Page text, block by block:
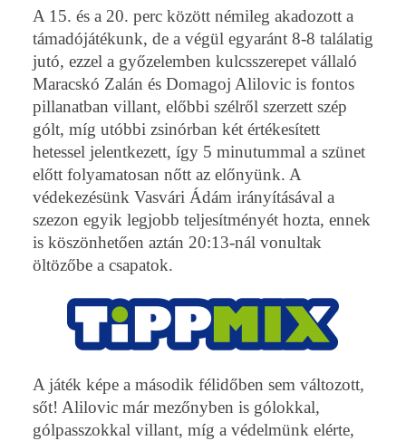
A 15. és a 20. perc között némileg akadozott a
támadójátékunk, de a végül egyaránt 8-8 találatig
jutó, ezzel a győzelemben kulcsszerepet vállaló
Maracskó Zalán és Domagoj Alilovic is fontos
pillanatban villant, előbbi szélről szerzett szép
gólt, míg utóbbi zsinórban két értékesített
hetessel jelentkezett, így 5 minutummal a szünet
előtt folyamatosan nőtt az előnyünk. A
védekezésünk Vasvári Ádám irányításával a
szezon egyik legjobb teljesítményét hozta, ennek
is köszönhetően aztán 20:13-nál vonultak
öltözőbe a csapatok.
A játék képe a második félidőben sem változott,
sőt! Alilovic már mezőnyben is gólokkal,
gólpasszokkal villant, míg a védelmünk elérte,